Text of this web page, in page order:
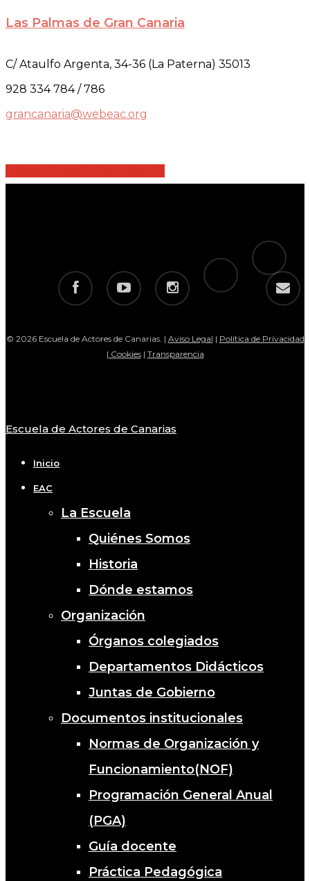
Las Palmas de Gran Canaria
C/ Ataulfo Argenta, 34-36 (La Paterna) 35013
928 334 784 / 786
grancanaria@webeac.org
facebook youtube instagram
telegram
tiktok
email
© 2026 Escuela de Actores de Canarias. | Aviso Legal | Política de Privacidad
| Cookies| Transparencia
Close
Escuela de Actores de Canarias
Inicio
EAC
La Escuela
Quiénes Somos
Historia
Dónde estamos
Organización
Órganos colegiados
Departamentos Didácticos
Juntas de Gobierno
Documentos institucionales
Normas de Organización y
Funcionamiento(NOF)
Programación General Anual
(PGA)
Guía docente
Práctica Pedagógica